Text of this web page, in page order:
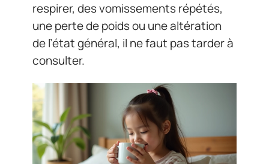
respirer, des vomissements répétés,
une perte de poids ou une altération
de l’état général, il ne faut pas tarder à
consulter.